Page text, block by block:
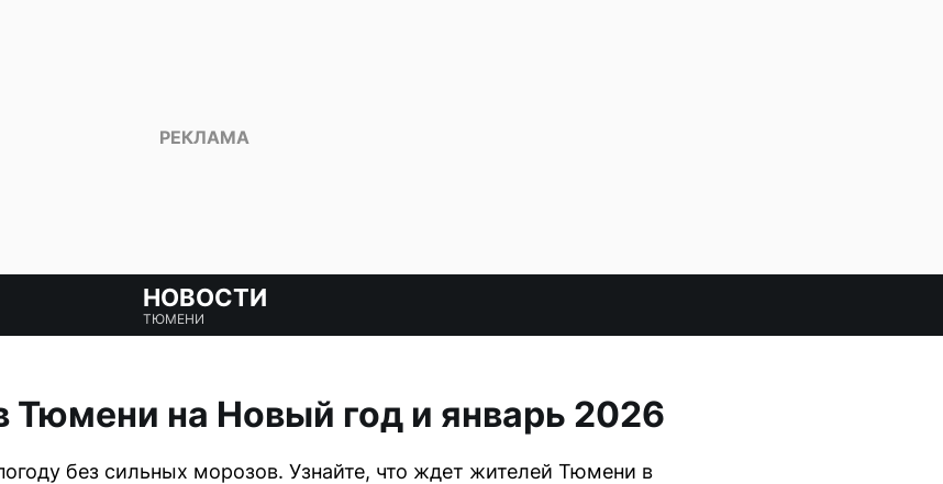
НОВОСТИ
ТЮМЕНИ
Тюмени на Новый год и январь 2026
без сильных морозов. Узнайте, что ждет жителей Тюмени в